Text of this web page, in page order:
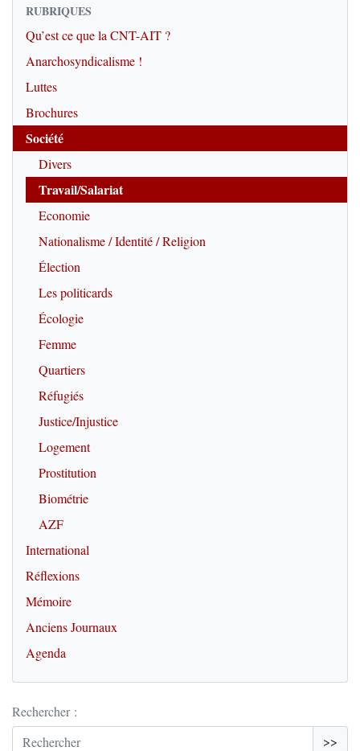
RUBRIQUES
Qu’est ce que la CNT-AIT ?
Anarchosyndicalisme !
Luttes
Brochures
Société
Divers
Travail/Salariat
Economie
Nationalisme / Identité / Religion
Élection
Les politicards
Écologie
Femme
Quartiers
Réfugiés
Justice/Injustice
Logement
Prostitution
Biométrie
AZF
International
Réflexions
Mémoire
Anciens Journaux
Agenda
Rechercher :
>>